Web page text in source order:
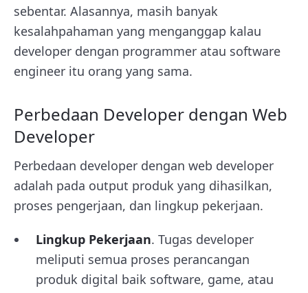
sebentar. Alasannya, masih banyak
kesalahpahaman yang menganggap kalau
developer dengan programmer atau software
engineer itu orang yang sama.
Perbedaan Developer dengan Web
Developer
Perbedaan developer dengan web developer
adalah pada output produk yang dihasilkan,
proses pengerjaan, dan lingkup pekerjaan.
Lingkup Pekerjaan. Tugas developer
meliputi semua proses perancangan
produk digital baik software, game, atau